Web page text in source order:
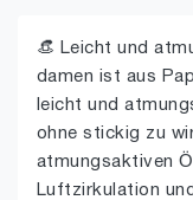
👒 Leicht und
damen ist aus
leicht und
ohne stickig zu
atmungsaktiven
Luftzirkulation